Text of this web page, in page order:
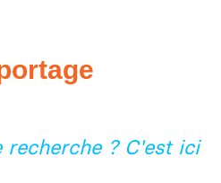
recherche ? C'est ici